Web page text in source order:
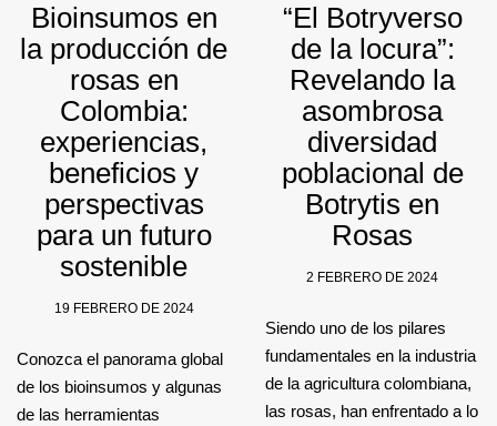
Bioinsumos en
la producción de
rosas en
Colombia:
experiencias,
beneficios y
perspectivas
para un futuro
sostenible
19 FEBRERO DE 2024
Conozca el panorama global
de los bioinsumos y algunas
de las herramientas
“El Botryverso
de la locura”:
Revelando la
asombrosa
diversidad
poblacional de
Botrytis en
Rosas
2 FEBRERO DE 2024
Siendo uno de los pilares
fundamentales en la industria
de la agricultura colombiana,
las rosas, han enfrentado a lo